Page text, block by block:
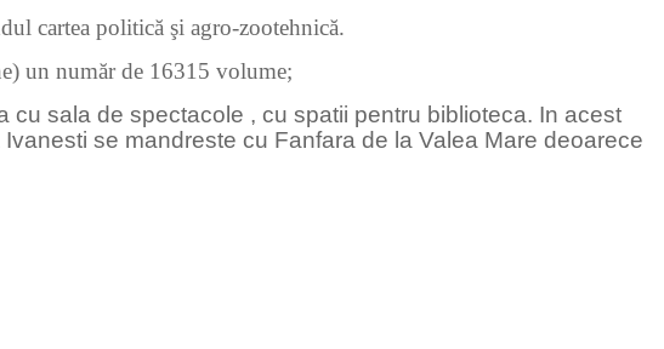
cartea politică şi agro-zootehnică.
un număr de 16315 volume;
cu sala de spectacole , cu spatii pentru biblioteca. In acest
se mandreste cu Fanfara de la Valea Mare deoarece